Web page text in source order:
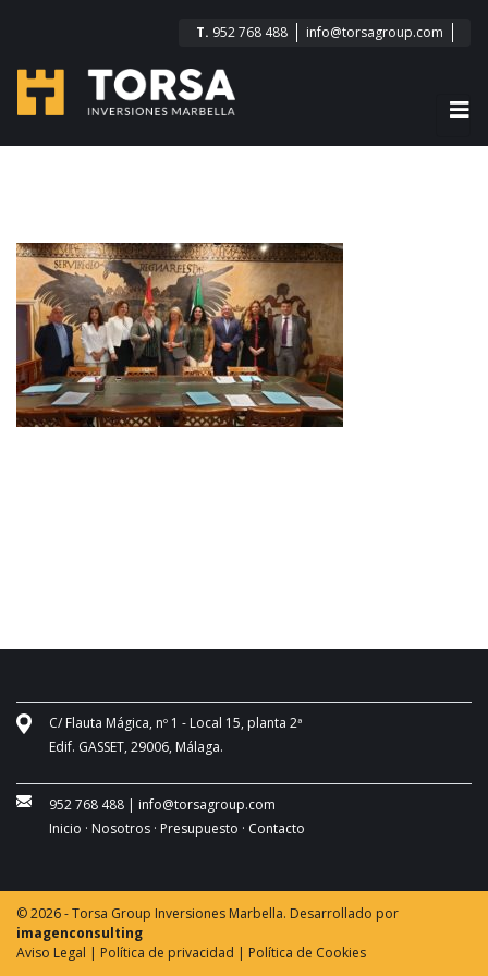
T. 952 768 488 info@torsagroup.com
C/ Flauta Mágica, nº 1 - Local 15, planta 2ª
Edif. GASSET, 29006, Málaga.
952 768 488 | info@torsagroup.com
Inicio · Nosotros · Presupuesto · Contacto
© 2026 - Torsa Group Inversiones Marbella. Desarrollado por
imagenconsulting
Aviso Legal | Política de privacidad | Política de Cookies